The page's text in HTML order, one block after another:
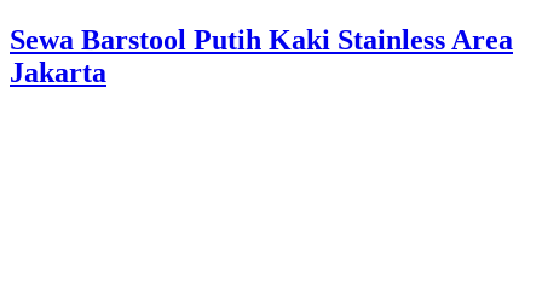
Sewa Barstool Putih Kaki Stainless Area
Jakarta